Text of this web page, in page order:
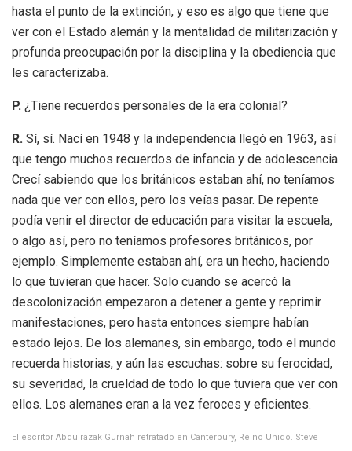
hasta el punto de la extinción, y eso es algo que tiene que
ver con el Estado alemán y la mentalidad de militarización y
profunda preocupación por la disciplina y la obediencia que
les caracterizaba.
P. ¿Tiene recuerdos personales de la era colonial?
R. Sí, sí. Nací en 1948 y la independencia llegó en 1963, así
que tengo muchos recuerdos de infancia y de adolescencia.
Crecí sabiendo que los británicos estaban ahí, no teníamos
nada que ver con ellos, pero los veías pasar. De repente
podía venir el director de educación para visitar la escuela,
o algo así, pero no teníamos profesores británicos, por
ejemplo. Simplemente estaban ahí, era un hecho, haciendo
lo que tuvieran que hacer. Solo cuando se acercó la
descolonización empezaron a detener a gente y reprimir
manifestaciones, pero hasta entonces siempre habían
estado lejos. De los alemanes, sin embargo, todo el mundo
recuerda historias, y aún las escuchas: sobre su ferocidad,
su severidad, la crueldad de todo lo que tuviera que ver con
ellos. Los alemanes eran a la vez feroces y eficientes.
El escritor Abdulrazak Gurnah retratado en Canterbury, Reino Unido. Steve